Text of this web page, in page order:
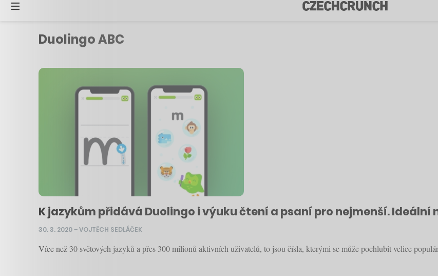
Duolingo ABC
K jazykům přidává Duolingo i výuku čtení a psaní pro nejmenší.
30. 3. 2020–VOJTĚCH SEDLÁČEK
Více než 30 světových jazyků a přes 300 milionů aktivních uživatelů, to jsou čísla, kterými se může pochlubit velice